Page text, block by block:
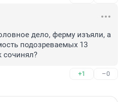
дело, ферму изъяли, а
подозреваемых 13
+1 –0